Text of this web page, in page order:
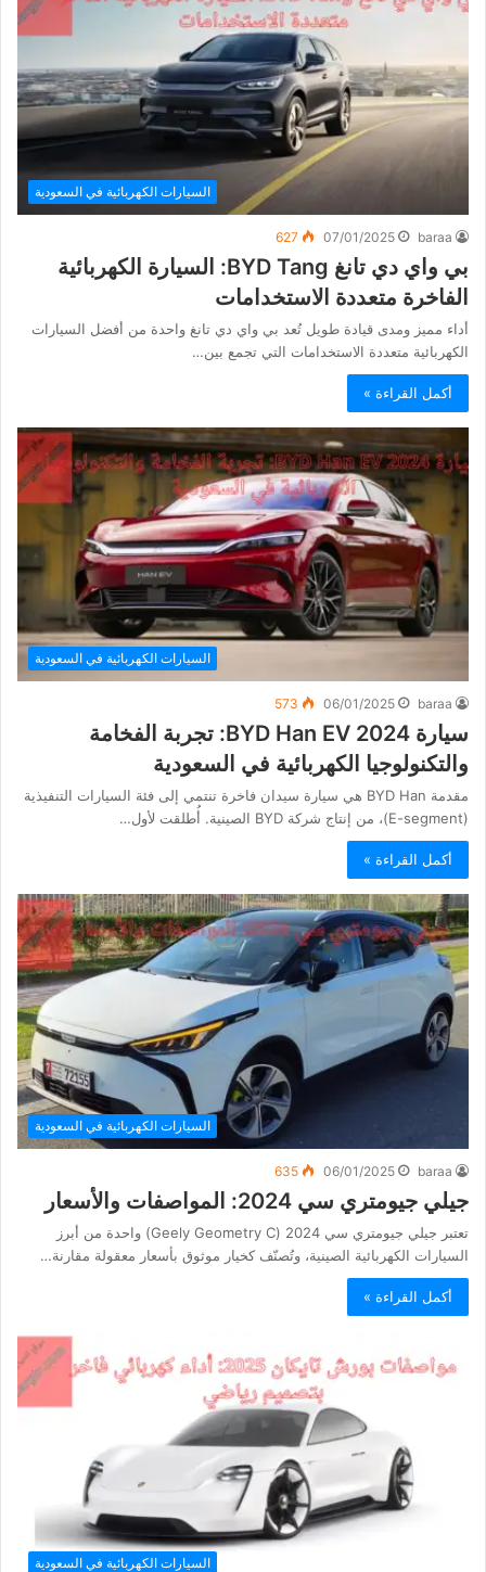
السيارات الكهربائية في السعودية
baraa
07/01/2025
627
بي واي دي تانغ BYD Tang: السيارة الكهربائية
الفاخرة متعددة الاستخدامات
أداء مميز ومدى قيادة طويل تُعد بي واي دي تانغ واحدة من أفضل السيارات
الكهربائية متعددة الاستخدامات التي تجمع بين…
أكمل القراءة »
السيارات الكهربائية في السعودية
baraa
06/01/2025
573
سيارة BYD Han EV 2024: تجربة الفخامة
والتكنولوجيا الكهربائية في السعودية
مقدمة BYD Han هي سيارة سيدان فاخرة تنتمي إلى فئة السيارات التنفيذية
(E-segment)، من إنتاج شركة BYD الصينية. أُطلقت لأول…
أكمل القراءة »
السيارات الكهربائية في السعودية
baraa
06/01/2025
635
جيلي جيومتري سي 2024: المواصفات والأسعار
تعتبر جيلي جيومتري سي 2024 (Geely Geometry C) واحدة من أبرز
السيارات الكهربائية الصينية، وتُصنّف كخيار موثوق بأسعار معقولة مقارنة…
أكمل القراءة »
السيارات الكهربائية في السعودية